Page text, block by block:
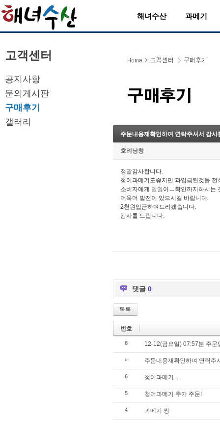
해녀수산 과메기
고객센터
공지사항
문의게시판
구매후기
갤러리
주문내용재확인하여 연락주셔서 감사
호리낭창
정말감사합니다.
청어과메기도좋지만 과입금된것을
소비자에게 일일이ㅡ확인까지하시는
더욱더 발전이 있으시길 바랍니다.
2천원입금하여드리겠습니다.
감사를 드립니다.
댓글 0
목록
번호
8 12-12(금요일) 07:57분 주문
» 주문내용재확인하여 연락주
6 청어과메기...
5 청어과메기 추가 주문!
4 과메기 짱